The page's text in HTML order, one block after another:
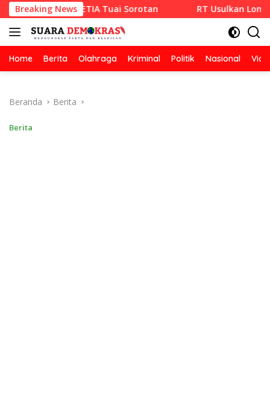
Langsung
ke
konten
Breaking News
RAZA SETIA Tuai Sorotan RT Usulkan Lomba
Home Berita Olahraga Kriminal Politik Nasional
Beranda Berita
Berita